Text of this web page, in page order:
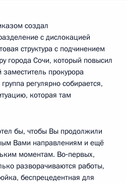
создал
с дислокацией
структура с подчинением
города Сочи, который повысил
прокурора
регулярно собирается,
которая там
бы, чтобы Вы продолжили
Вами направлениям и ещё
моментам. Во‑первых,
разворачиваются работы,
беспрецедентная для